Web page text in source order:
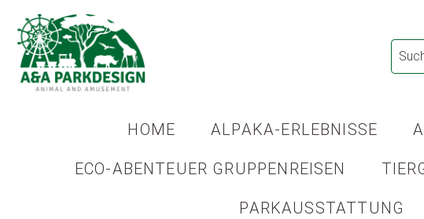
HOME ALPAKA-ERLEBNISSE
ECO-ABENTEUER GRUPPENREISEN
PARKAUSSTATTUNG